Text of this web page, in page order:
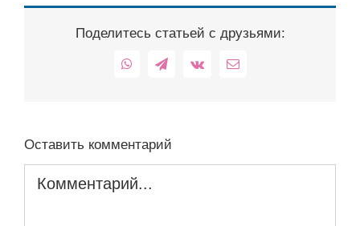
Поделитесь статьей с друзьями:
WhatsAppTelegram
Vk Email
Оставить комментарий